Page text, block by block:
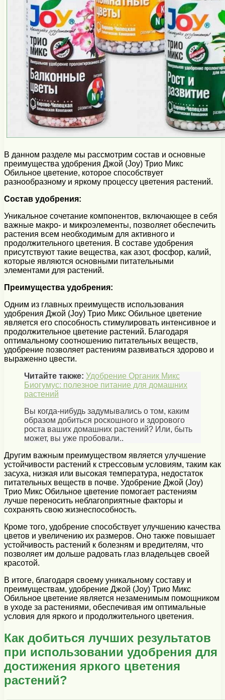
В данном разделе мы рассмотрим состав и основные
преимущества удобрения Джой (Joy) Трио Микс
Обильное цветение, которое способствует
разнообразному и яркому процессу цветения растений.
Состав удобрения:
Уникальное сочетание компонентов, включающее в себя
важные макро- и микроэлементы, позволяет обеспечить
растения всем необходимым для активного и
продолжительного цветения. В составе удобрения
присутствуют такие вещества, как азот, фосфор, калий,
которые являются основными питательными
элементами для растений.
Преимущества удобрения:
Одним из главных преимуществ использования
удобрения Джой (Joy) Трио Микс Обильное цветение
является его способность стимулировать интенсивное и
продолжительное цветение растений. Благодаря
оптимальному соотношению питательных веществ,
удобрение позволяет растениям развиваться здорово и
выраженно цвести.
Читайте также: Удобрение Органик Микс
Биогумус: полезное питание для домашних
растений
Вы когда-нибудь задумывались о том, каким
образом добиться роскошного и здорового
роста ваших домашних растений? Или, быть
может, вы уже пробовали..
Другим важным преимуществом является улучшение
устойчивости растений к стрессовым условиям, таким как
засуха, низкая или высокая температура, недостаток
питательных веществ в почве. Удобрение Джой (Joy)
Трио Микс Обильное цветение помогает растениям
лучше переносить неблагоприятные факторы и
сохранять свою жизнеспособность.
Кроме того, удобрение способствует улучшению качества
цветов и увеличению их размеров. Оно также повышает
устойчивость растений к болезням и вредителям, что
позволяет им дольше радовать глаз владельцев своей
красотой.
В итоге, благодаря своему уникальному составу и
преимуществам, удобрение Джой (Joy) Трио Микс
Обильное цветение является незаменимым помощником
в уходе за растениями, обеспечивая им оптимальные
условия для яркого и продолжительного цветения.
Как добиться лучших результатов
при использовании удобрения для
достижения яркого цветения
растений?